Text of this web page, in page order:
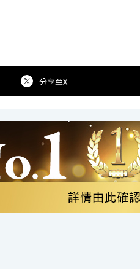
分享至X